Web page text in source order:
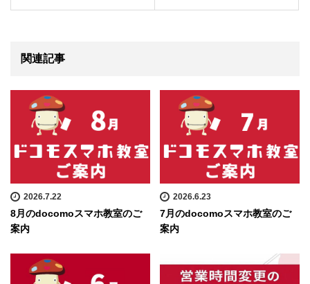
関連記事
2026.7.22
8月のdocomoスマホ教室のご
案内
2026.6.23
7月のdocomoスマホ教室のご
案内